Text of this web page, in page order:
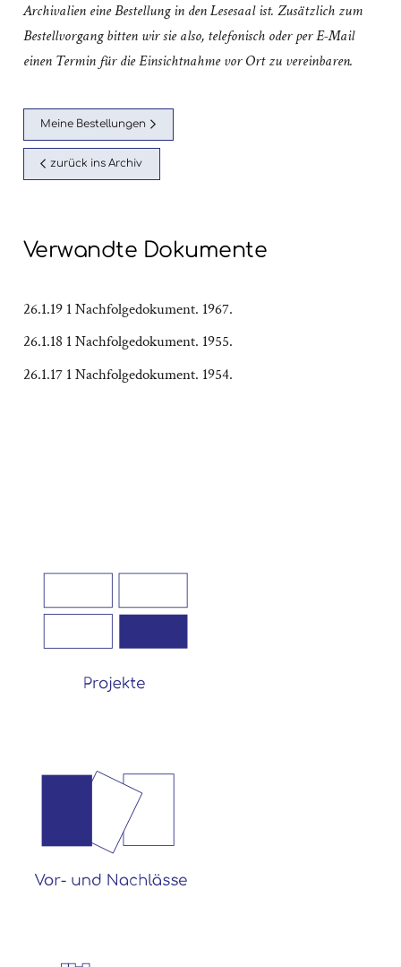
Archivalien eine Bestellung in den Lesesaal ist. Zusätzlich zum
Bestellvorgang bitten wir sie also, telefonisch oder per E-Mail
einen Termin für die Einsichtnahme vor Ort zu vereinbaren.
Meine Bestellungen
zurück ins Archiv
Verwandte Dokumente
26.1.19 1 Nachfolgedokument. 1967.
26.1.18 1 Nachfolgedokument. 1955.
26.1.17 1 Nachfolgedokument. 1954.